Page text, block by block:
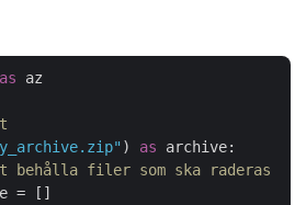
as az
) as archive:
filer som ska raderas
= []